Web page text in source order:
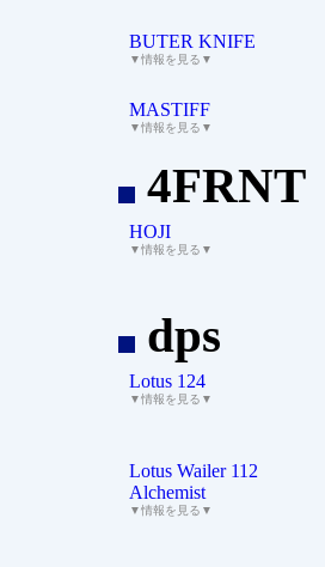
BUTER KNIFE
▼情報を見る▼
MASTIFF
▼情報を見る▼
4FRNT
HOJI
▼情報を見る▼
dps
Lotus 124
▼情報を見る▼
Lotus Wailer 112
Alchemist
▼情報を見る▼